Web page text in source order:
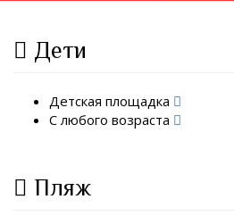
Дети
Детская площадка
С любого возраста
Пляж